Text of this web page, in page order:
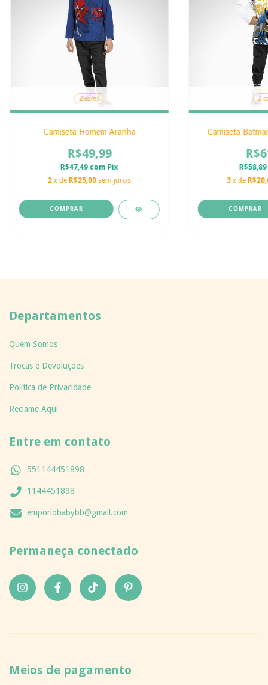
2 cores
Camiseta Homem Aranha
R$49,99
R$47,49 com Pix
2 x de R$25,00 sem juros
COMPRAR
2
Camiseta
R$58,89
3 x de
COMPRAR
Departamentos
Quem Somos
Trocas e Devoluções
Política de Privacidade
Reclame Aqui
Entre em contato
551144451898
1144451898
emporiobabybb@gmail.com
Permaneça conectado
Meios de pagamento